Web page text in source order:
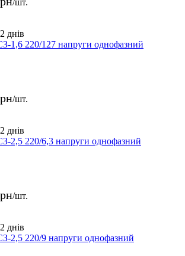
/шт.
1,6 220/127 напруги однофазний
/шт.
2,5 220/6,3 напруги однофазний
/шт.
2,5 220/9 напруги однофазний